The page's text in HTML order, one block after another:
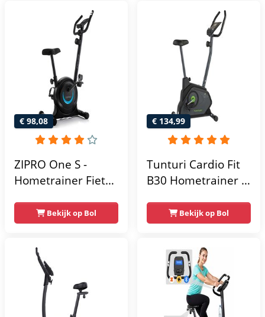
Hartslagfunctie -
Max 130kg -
Extreem Stil
Tablethouder -
Max. 120 kg
Gebruikersgewicht
- Fitnessfiets
€ 98,08
ZIPRO One S -
Hometrainer Fiets -
Magnetische Fiets -
Hartslagsensoren -
Gemakkelijk te
transporteren -
Antislippedalen -
Homegym -
Stabiele structuur -
Bekijk op Bol
€ 134,99
Tunturi Cardio Fit
B30 Hometrainer -
weerstandsniveaus
- Tablethouder -
Hartslagfunctie en
transportwielen
Bekijk op Bol